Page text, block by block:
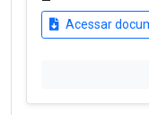
Acessar